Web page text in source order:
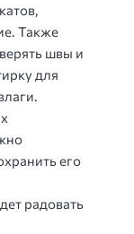
Также
швы и
для
его
радовать